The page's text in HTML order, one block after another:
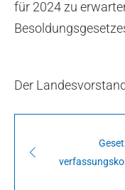
für 2024 zu
Der